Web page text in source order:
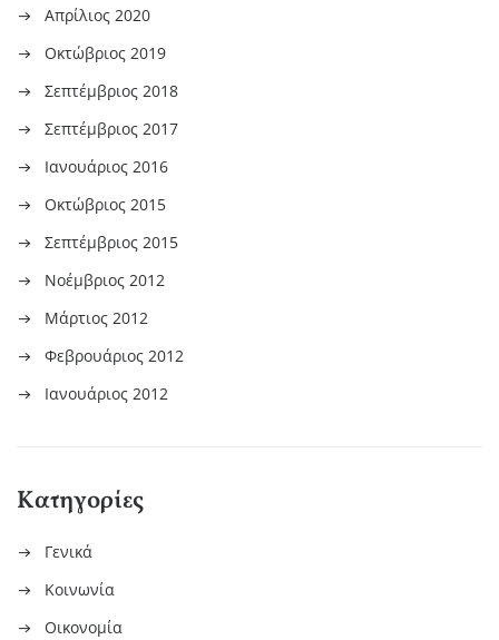
Απρίλιος 2020
Οκτώβριος 2019
Σεπτέμβριος 2018
Σεπτέμβριος 2017
Ιανουάριος 2016
Οκτώβριος 2015
Σεπτέμβριος 2015
Νοέμβριος 2012
Μάρτιος 2012
Φεβρουάριος 2012
Ιανουάριος 2012
Kατηγορίες
Γενικά
Κοινωνία
Οικονομία